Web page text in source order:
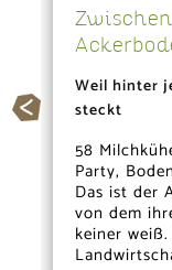
Weil hinter
steckt
58
Party,
Das ist der
von dem
keiner